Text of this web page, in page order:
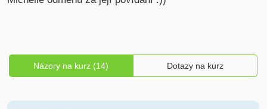
Názory na kurz (14) Dotazy na kurz